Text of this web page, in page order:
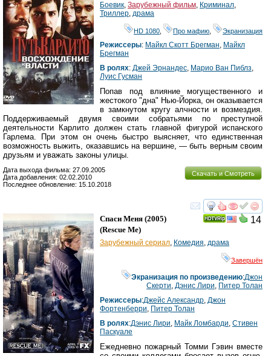
Боевик, Зарубежный фильм, Криминал,
Триллер, драма
HD 1080, Про мафию, Экранизация
Режиссеры: Майкл Скотт Брегман, Майкл
Брегман
В ролях: Джей Эрнандес, Марио Ван Пиблз,
Луис Гусман
Попав под влияние могущественного и
жестокого "дна" Нью-Йорка, он оказывается
в замкнутом кругу алчности и возмездия.
Поддерживаемый двумя своими собратьями по преступной
деятельности Карлито должен стать главной фигурой испанского
Гарлема. При этом он очень быстро выясняет, что единственная
возможность выжить, оказавшись на вершине, — быть верным своим
друзьям и уважать законы улицы.
Скачать и Смотреть
Дата выхода фильма: 27.09.2005
Дата добавления: 02.02.2010
Последнее обновление: 15.10.2018
смотреть
14
Спаси Меня (2005)
(Rescue Me)
Зарубежный сериал, Комедия, драма
Завершён
Экранизация по произведению:Джон
Скерти,Дэнис Лири, Питер Толан
Режиссеры:Джейс Александр, Джон
Фортенберри, Питер Толан
В ролях:Дэнис Лири, Майк Ломбарди, Стивен
Паскуале
Ежедневно пожарный Томми Гэвин вместе